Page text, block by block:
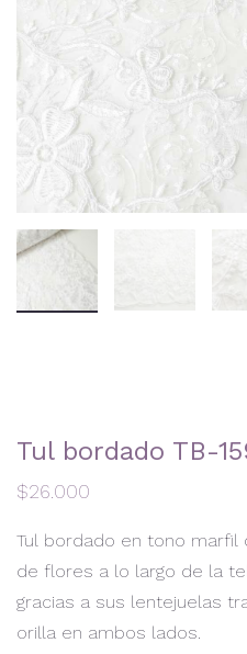
Tul bordado TB-
$26.000
Tul bordado en tono
de flores a lo largo de la
gracias a sus lentejuelas
orilla en ambos lados.